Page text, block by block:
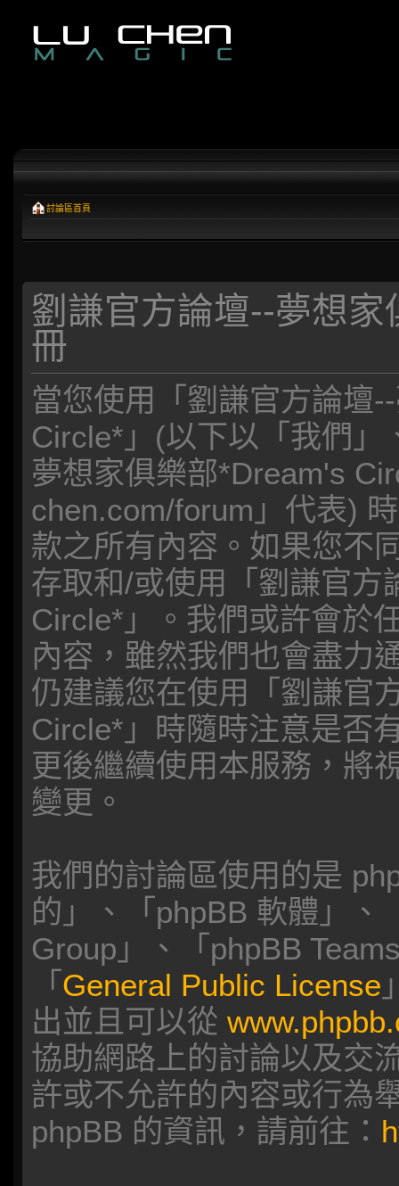
討論區首頁
劉謙官方論壇--夢想
冊
當您使用「劉謙官方論壇
Circle*」(以下以「我們
夢想家俱樂部*Dream's
chen.com/forum」代表)
款之所有內容。如果您不
存取和/或使用「劉謙官方
Circle*」。我們或許會於
內容，雖然我們也會盡力
仍建議您在使用「劉謙官
Circle*」時隨時注意是否
更後繼續使用本服務，將
變更。
我們的討論區使用的是
的」、「phpBB 軟體」、
Group」、「phpBB
「 General Public License
出並且可以從
協助網路上的討論以及交
許或不允許的內容或行為
phpBB 的資訊，請前往：